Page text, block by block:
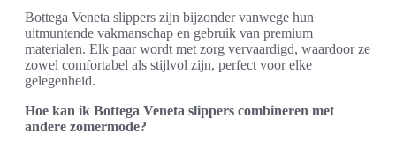
Bottega Veneta slippers zijn bijzonder vanwege hun
uitmuntende vakmanschap en gebruik van premium
materialen. Elk paar wordt met zorg vervaardigd, waardoor ze
zowel comfortabel als stijlvol zijn, perfect voor elke
gelegenheid.
Hoe kan ik Bottega Veneta slippers combineren met
andere zomermode?